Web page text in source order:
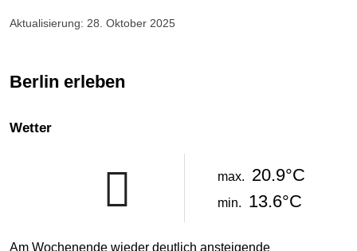
Aktualisierung: 28. Oktober 2025
Berlin erleben
Wetter
max. 20.9°C
min. 13.6°C
Am Wochenende wieder deutlich ansteigende